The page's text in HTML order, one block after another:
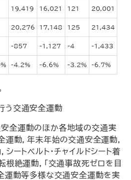
19,419 16,021 121 20,001
20,276 17,148 125 21,434
-857 -1,127 -4 -1,433
-4.2% -6.6% -3.2% -6.7%
う交通安全運動
全運動のほか各地域の交通実
運動，年末年始の交通安全運動，
ートベルト・チャイルドシート着
根絶運動，「交通事故死ゼロを目
運動等多様な交通安全運動を実